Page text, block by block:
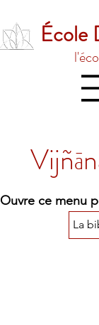
École
Ouvre ce menu
La